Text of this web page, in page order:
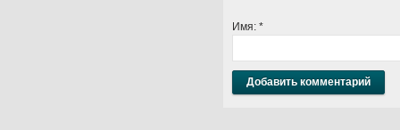
Имя: *